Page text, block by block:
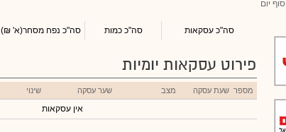
סוף יום
סה"כ עסקאות סה"כ כמות סה"כ נפח מסחר(א' ₪)
פירוט עסקאות יומיות
מספר שעת עסקה מצב שער עסקה שינוי
אין עסקאות